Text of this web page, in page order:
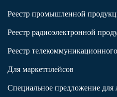
Реестр промышленной
Реестр радиоэлектронной
Реестр
Для маркетплейсов
Специальное предложение для